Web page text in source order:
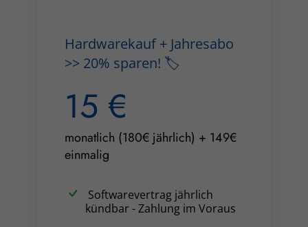
Hardwarekauf + Jahresabo
>> 20% sparen! 🏷️
15 €
monatlich (180€ jährlich) + 149€
einmalig
Softwarevertrag jährlich
kündbar - Zahlung im Voraus